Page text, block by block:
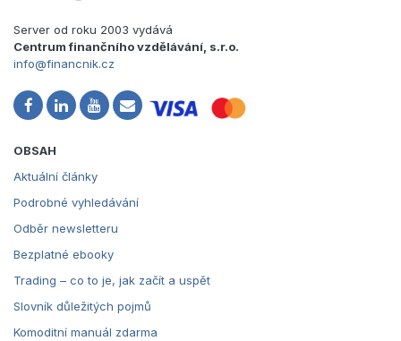
Server od roku 2003 vydává
Centrum finančního vzdělávání, s.r.o.
info@financnik.cz
OBSAH
Aktuální články
Podrobné vyhledávání
Odběr newsletteru
Bezplatné ebooky
Trading – co to je, jak začít a uspět
Slovník důležitých pojmů
Komoditní manuál zdarma